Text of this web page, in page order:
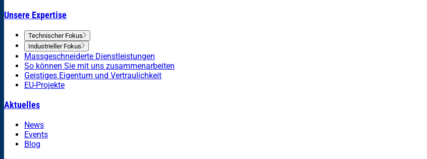
Unsere Expertise
Technischer Fokus
Industrieller Fokus
Massgeschneiderte Dienstleistungen
So können Sie mit uns zusammenarbeiten
Geistiges Eigentum und Vertraulichkeit
EU-Projekte
Aktuelles
News
Events
Blog